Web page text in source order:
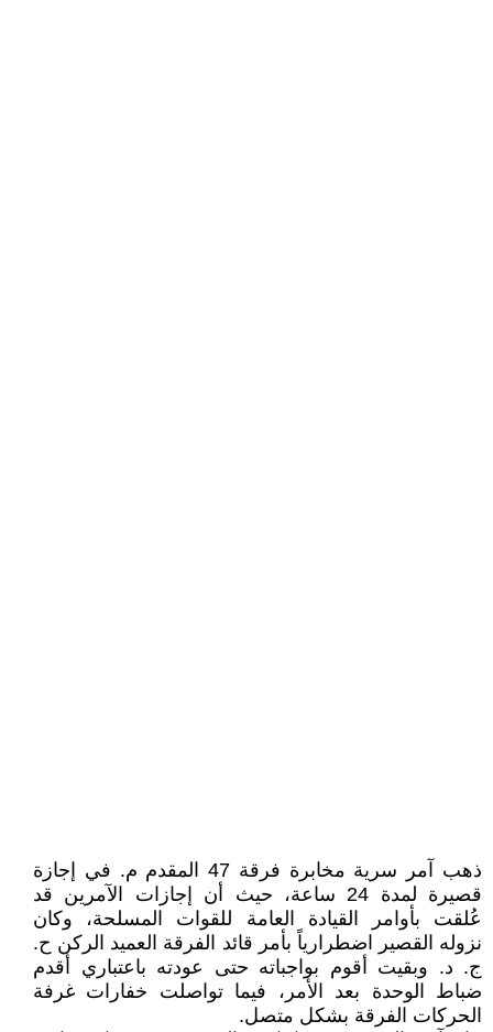
ذهب آمر سرية مخابرة فرقة 47 المقدم م. في إجازة
قصيرة لمدة 24 ساعة، حيث أن إجازات الآمرين قد
عُلقت بأوامر القيادة العامة للقوات المسلحة، وكان
نزوله القصير اضطرارياً بأمر قائد الفرقة العميد الركن ح.
ج. د. وبقيت أقوم بواجباته حتى عودته باعتباري أقدم
ضباط الوحدة بعد الأمر، فيما تواصلت خفارات غرفة
الحركات الفرقة بشكل متصل.